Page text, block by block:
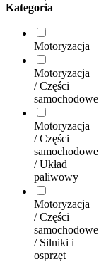
Kategoria
Motoryzacja
Motoryzacja
/ Części
samochodowe
Motoryzacja
/ Części
samochodowe
/ Układ
paliwowy
Motoryzacja
/ Części
samochodowe
/ Silniki i
osprzęt